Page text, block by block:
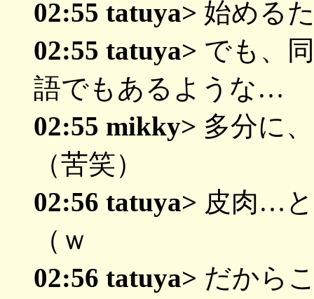
02:55 tatuya> 始める
02:55 tatuya> でも、
語でもあるような…
02:55 mikky> 多分に
（苦笑）
02:56 tatuya> 皮肉…
（ｗ
02:56 tatuya> だから